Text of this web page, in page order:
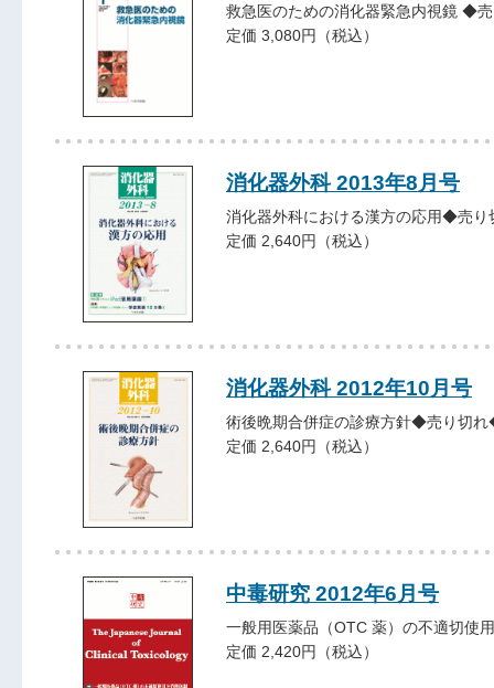
救急医のための消化器緊急内視鏡 ◆
定価 3,080円（税込）
消化器外科 2013年8月号
消化器外科における漢方の応用◆売
定価 2,640円（税込）
消化器外科 2012年10月号
術後晩期合併症の診療方針◆売り切
定価 2,640円（税込）
中毒研究 2012年6月号
一般用医薬品（OTC 薬）の不適切
定価 2,420円（税込）